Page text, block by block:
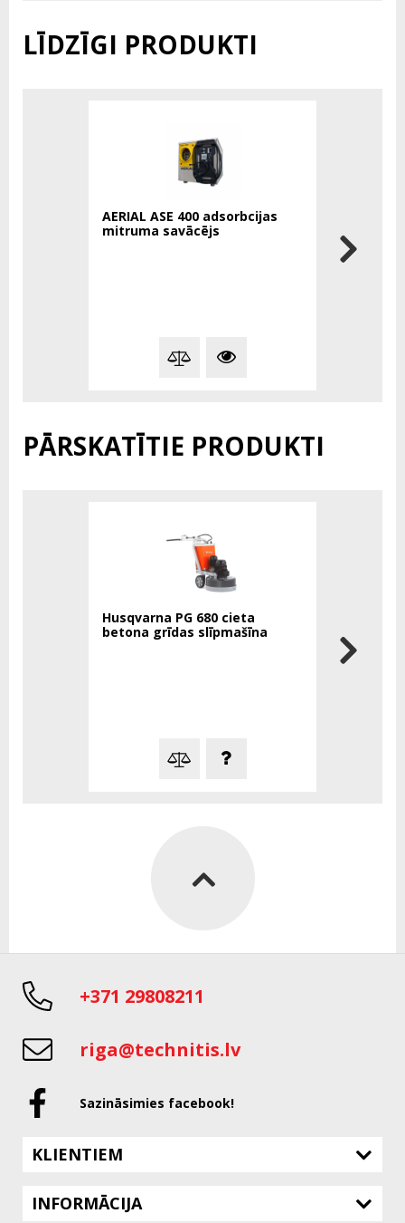
LĪDZĪGI PRODUKTI
AERIAL ASE 400 adsorbcijas
mitruma savācējs
PĀRSKATĪTIE PRODUKTI
Husqvarna PG 680 cieta
betona grīdas slīpmašīna
+371 29808211
riga@technitis.lv
Sazināsimies facebook!
KLIENTIEM
INFORMĀCIJA